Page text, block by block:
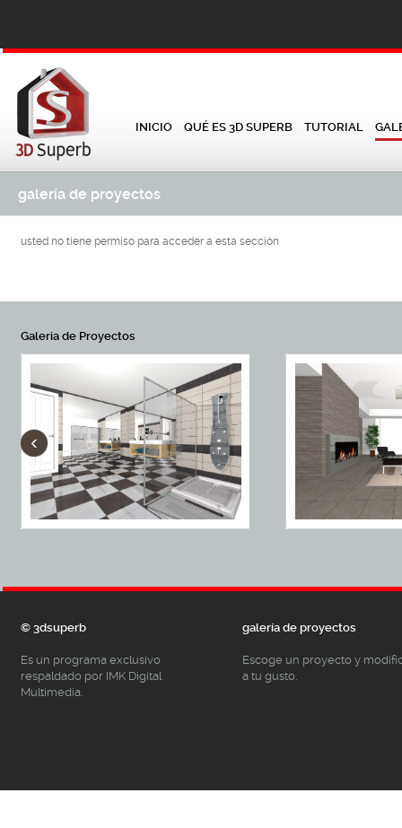
INICIO QUÉ ES 3D SUPERB TUTORIAL
galería de proyectos
usted no tiene permiso para acceder a esta sección
Galeria de Proyectos
‹
© 3dsuperb
Es un programa exclusivo
respaldado por IMK Digital
Multimedia.
galería de proyectos
Escoge un proyecto y
a tu gusto.